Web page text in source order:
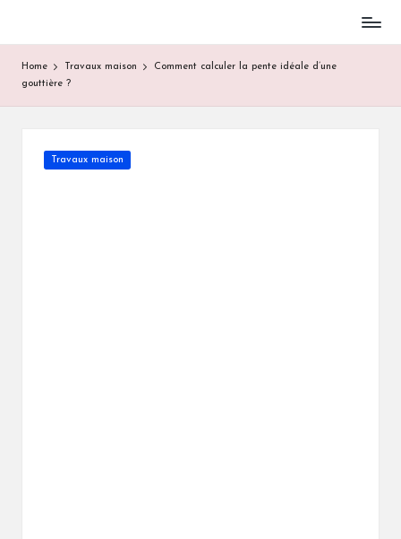
content
Home Travaux maison
Comment calculer la pente idéale d’une
gouttière ?
Posted
Travaux maison